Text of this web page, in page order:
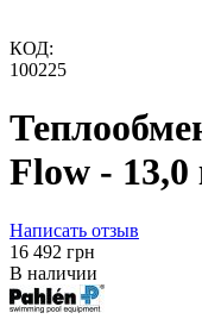
КОД:
100225
Flow - 13,0
Написать отзыв
‍16 492‍ грн
В наличии